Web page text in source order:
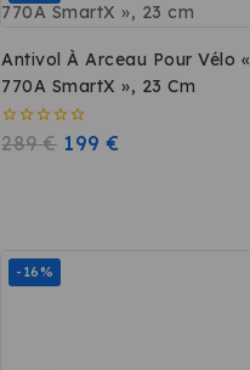
Antivol À Arceau Pour Vélo «
770A SmartX », 23 Cm
0
289€ 199€
-16%